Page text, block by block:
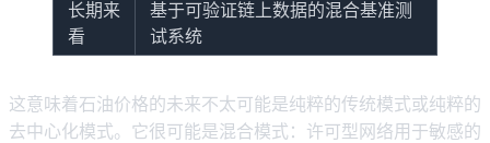
长期来
看
基于可验证链上数据的混合基准测
试系统
这意味着石油价格的未来不太可能是纯粹的传统模式或纯粹的
去中心化模式。它很可能是混合模式：许可型网络用于敏感的